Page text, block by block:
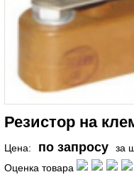
Резистор на
Цена: по запросу
за
Оценка товара